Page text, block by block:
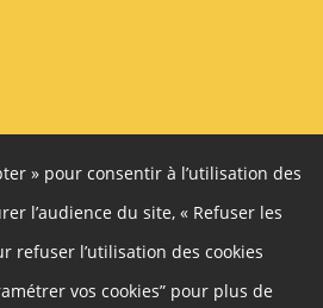
» pour consentir à l’utilisation des
l’audience du site, « Refuser les
refuser l’utilisation des cookies
vos cookies” pour plus de